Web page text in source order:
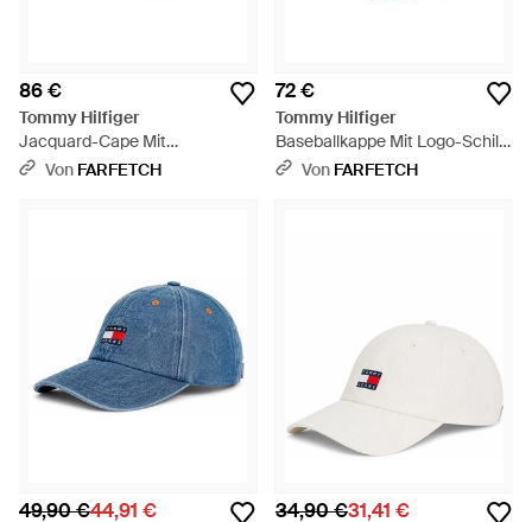
86 €
Tommy Hilfiger
Jacquard-Cape Mit
Monogramm - Weiß
Von FARFETCH
72 €
Tommy Hilfiger
Baseballkappe Mit Logo-Schild
- Grün
Von FARFETCH
49,90 €44,91 € 34,90 €31,41 €